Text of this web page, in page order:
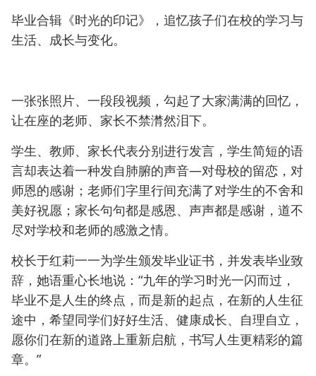
毕业合辑《时光的印记》，追忆孩子们在校的学习与
生活、成长与变化。
一张张照片、一段段视频，勾起了大家满满的回忆，
让在座的老师、家长不禁潸然泪下。
学生、教师、家长代表分别进行发言，学生简短的语
言却表达着一种发自肺腑的声音—对母校的留恋，对
师恩的感谢；老师们字里行间充满了对学生的不舍和
美好祝愿；家长句句都是感恩、声声都是感谢，道不
尽对学校和老师的感激之情。
校长于红莉一一为学生颁发毕业证书，并发表毕业致
辞，她语重心长地说：“九年的学习时光一闪而过，
毕业不是人生的终点，而是新的起点，在新的人生征
途中，希望同学们好好生活、健康成长、自理自立，
愿你们在新的道路上重新启航，书写人生更精彩的篇
章。”